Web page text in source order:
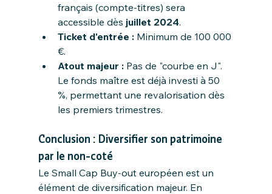
français (compte-titres) sera
accessible dès juillet 2024.
Ticket d'entrée : Minimum de 100 000
€.
Atout majeur : Pas de "courbe en J".
Le fonds maître est déjà investi à 50
%, permettant une revalorisation dès
les premiers trimestres.
Conclusion : Diversifier son patrimoine
par le non-coté
Le Small Cap Buy-out européen est un
élément de diversification majeur. En